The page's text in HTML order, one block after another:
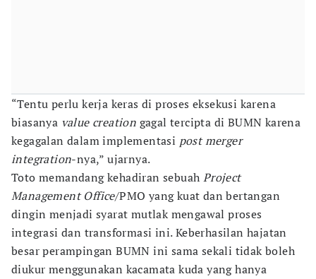
“Tentu perlu kerja keras di proses eksekusi karena
biasanya value creation gagal tercipta di BUMN karena
kegagalan dalam implementasi post merger
integration-nya,” ujarnya.
Toto memandang kehadiran sebuah Project
Management Office/PMO yang kuat dan bertangan
dingin menjadi syarat mutlak mengawal proses
integrasi dan transformasi ini. Keberhasilan hajatan
besar perampingan BUMN ini sama sekali tidak boleh
diukur menggunakan kacamata kuda yang hanya